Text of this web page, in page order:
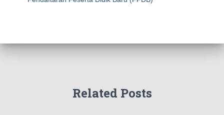
Related Posts